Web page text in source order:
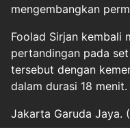
mengembangkan
Foolad Sirjan kembali
pertandingan pada
tersebut dengan
dalam durasi 18 menit.
Jakarta Garuda Jaya.